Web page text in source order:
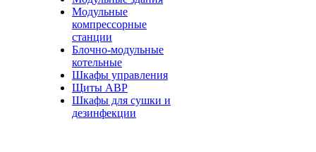
Модульные
компрессорные
станции
Блочно-модульные
котельные
Шкафы управления
Щиты АВР
Шкафы для сушки и
дезинфекции